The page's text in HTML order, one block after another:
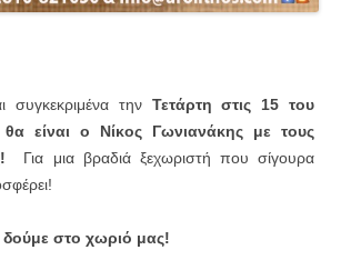
τηνΤετάρτη στις 15 του
θα είναι ο Νίκος Γωνιανάκης με τους
Για μια βραδιά ξεχωριστή που σίγουρα
στο χωριό μας!